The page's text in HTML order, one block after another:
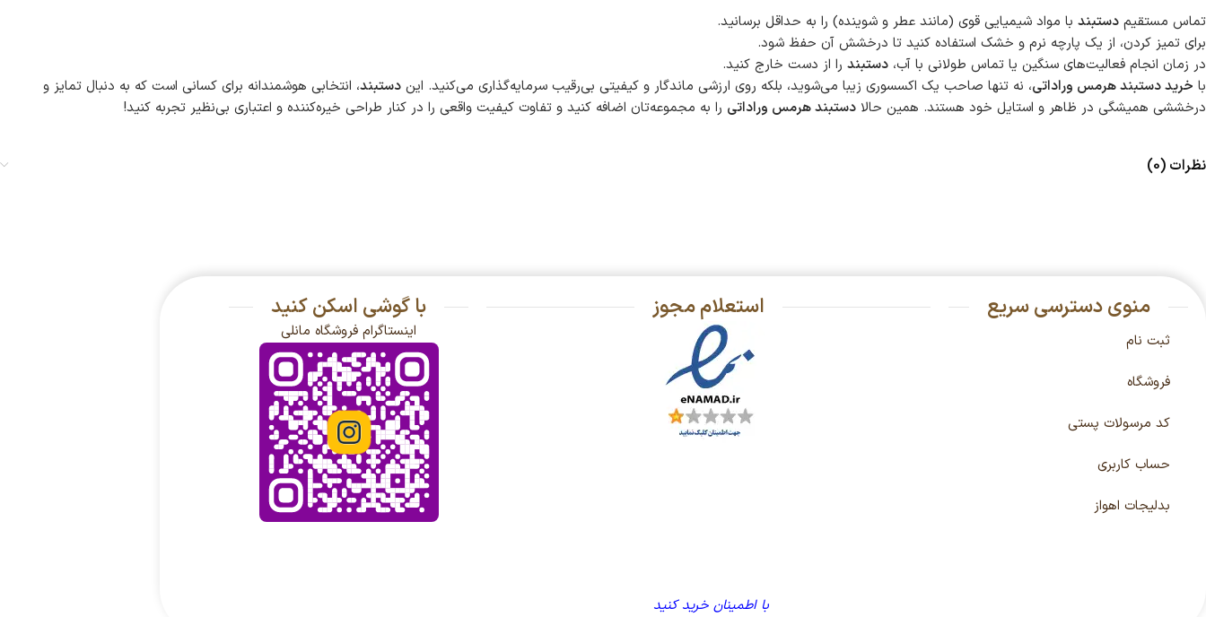
تماس مستقیم دستبند با مواد شیمیایی قوی (مانند عطر و شوینده) را به حداقل برسانید.
برای تمیز کردن، از یک پارچه نرم و خشک استفاده کنید تا درخشش آن حفظ شود.
در زمان انجام فعالیت‌های سنگین یا تماس طولانی با آب، دستبند را از دست خارج کنید.
با خرید دستبند هرمس وراداتی، نه تنها صاحب یک اکسسوری زیبا می‌شوید، بلکه روی ارزشی ماندگار و کیفیتی بی‌رقیب سرمایه‌گذاری می‌کنید. این دستبند، انتخابی هوشمندانه برای کسانی است که به دنبال تمایز و
درخششی همیشگی در ظاهر و استایل خود هستند. همین حالا دستبند هرمس وراداتی را به مجموعه‌تان اضافه کنید و تفاوت کیفیت واقعی را در کنار طراحی خیره‌کننده و اعتباری بی‌نظیر تجربه کنید!
نظرات (0)
منوی دسترسی سریع
ثبت نام
فروشگاه
کد مرسولات پستی
حساب کاربری
بدلیجات اهواز
استعلام مجوز
با اطمینان خرید کنید
با گوشی اسکن کنید
اینستاگرام فروشگاه مانلی